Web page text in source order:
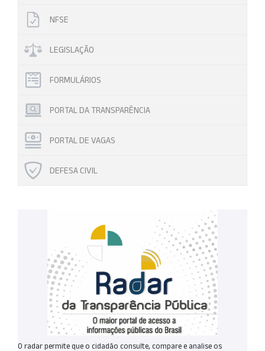
NFSE
LEGISLAÇÃO
FORMULÁRIOS
PORTAL DA TRANSPARÊNCIA
PORTAL DE VAGAS
DEFESA CIVIL
O radar permite que o cidadão consulte, compare e analise os